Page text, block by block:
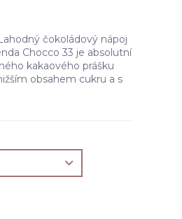
čokoládový nápoj
Chocco 33 je absolutní
kakaového prášku
obsahem cukru a s